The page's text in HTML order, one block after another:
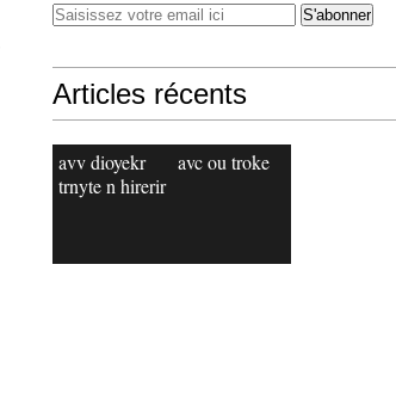
Articles récents
avv dioyekr
trnyte n hirerir
avc ou troke